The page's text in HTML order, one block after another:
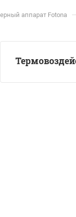
аппарат Fotona